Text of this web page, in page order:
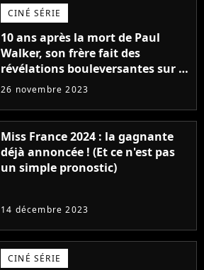
CINÉ SÉRIE
10 ans après la mort de Paul
Walker, son frère fait des
révélations bouleversantes sur la
réaction des acteurs de Fast and
26 novembre 2023
Miss France 2024 : la gagnante
déjà annoncée ! (Et ce n'est pas
un simple pronostic)
14 décembre 2023
CINÉ SÉRIE